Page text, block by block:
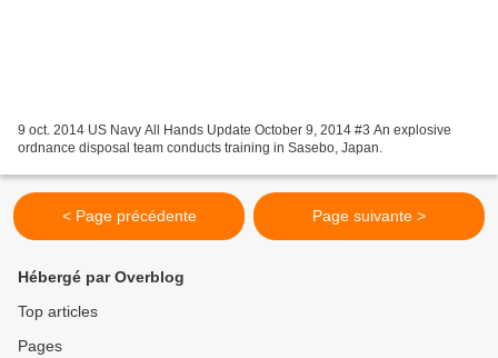
9 oct. 2014 US Navy All Hands Update October 9, 2014 #3 An explosive
ordnance disposal team conducts training in Sasebo, Japan.
< Page précédente Page suivante >
Hébergé par Overblog
Top articles
Pages